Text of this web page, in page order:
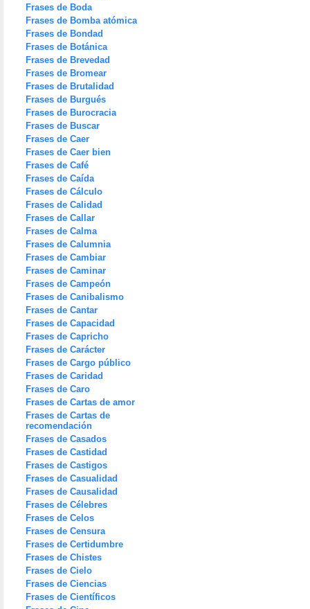
Frases de Boda
Frases de Bomba atómica
Frases de Bondad
Frases de Botánica
Frases de Brevedad
Frases de Bromear
Frases de Brutalidad
Frases de Burgués
Frases de Burocracia
Frases de Buscar
Frases de Caer
Frases de Caer bien
Frases de Café
Frases de Caída
Frases de Cálculo
Frases de Calidad
Frases de Callar
Frases de Calma
Frases de Calumnia
Frases de Cambiar
Frases de Caminar
Frases de Campeón
Frases de Canibalismo
Frases de Cantar
Frases de Capacidad
Frases de Capricho
Frases de Carácter
Frases de Cargo público
Frases de Caridad
Frases de Caro
Frases de Cartas de amor
Frases de Cartas de
recomendación
Frases de Casados
Frases de Castidad
Frases de Castigos
Frases de Casualidad
Frases de Causalidad
Frases de Célebres
Frases de Celos
Frases de Censura
Frases de Certidumbre
Frases de Chistes
Frases de Cielo
Frases de Ciencias
Frases de Científicos